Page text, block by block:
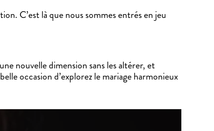
C’est là que nous sommes entrés en jeu
nouvelle dimension sans les altérer, et
occasion d’explorez le mariage harmonieux